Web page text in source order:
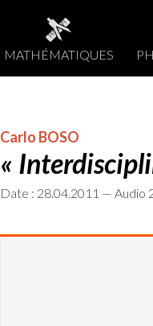
MATHÉMATIQUES
Carlo BOSO
«
Date : 28.04.2011 — Audio